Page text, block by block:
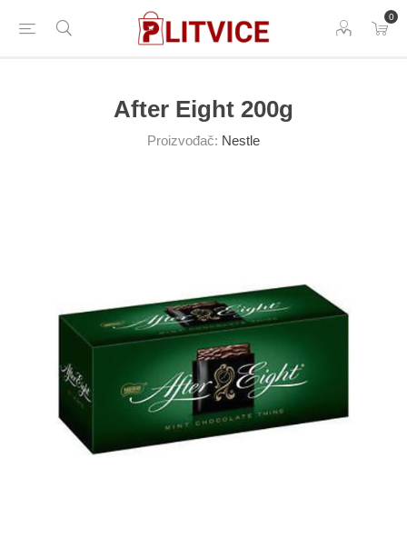
0
After Eight 200g
Proizvođač: Nestle